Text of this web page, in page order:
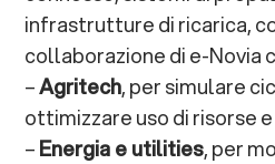
infrastrutture di ricarica,
collaborazione di e-Novia
–Agritech, per simulare
ottimizzare uso di risorse
–Energia e utilities, per